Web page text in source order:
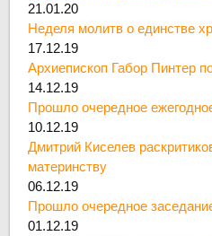
21.01.20
Неделя молитв о единстве
17.12.19
Архиепископ Габор Пинтер
14.12.19
Прошло очередное
10.12.19
Дмитрий Киселев
материнству
06.12.19
Прошло очередное
01.12.19